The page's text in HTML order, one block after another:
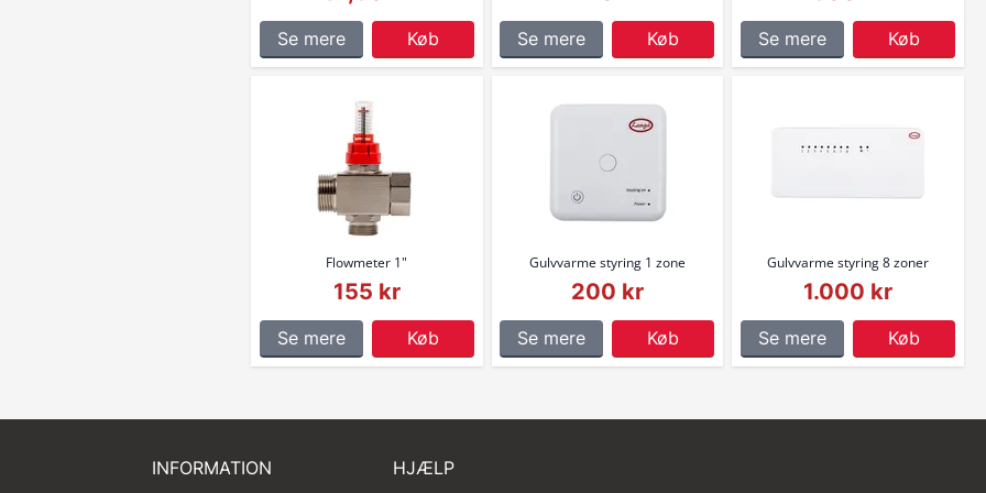
Se mere Køb Se mere Køb Se mere Køb
Flowmeter 1"
155 kr
Se mere Køb
Gulvvarme styring 1 zone
200 kr
Se mere Køb
Gulvvarme styring 8 zoner
1.000 kr
Se mere Køb
INFORMATION HJÆLP